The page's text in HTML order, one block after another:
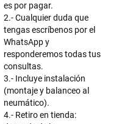
es por pagar.
2.- Cualquier duda que
tengas escríbenos por el
WhatsApp y
responderemos todas tus
consultas.
3.- Incluye instalación
(montaje y balanceo al
neumático).
4.- Retiro en tienda: